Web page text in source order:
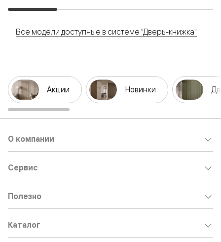
Все модели доступные в системе "Дверь-книжка"
Акции Новинки
О компании
Сервис
Полезно
Каталог